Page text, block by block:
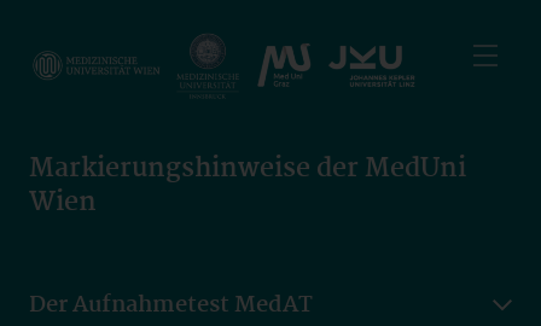
main
Markierungshinweise der MedUni
Wien
Der Aufnahmetest MedAT